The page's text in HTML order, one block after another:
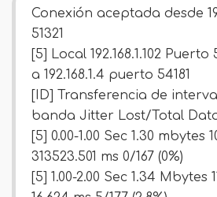
Conexión aceptada desde
51321
[5] Local 192.168.1.102
a 192.168.1.4 puerto 54181
[ID] Transferencia de
banda Jitter Lost/Total
[5] 0.00-1.00 Sec 1.30 mbytes
313523.501 ms 0/167 (0%)
[5] 1.00-2.00 Sec 1.34 Mbytes